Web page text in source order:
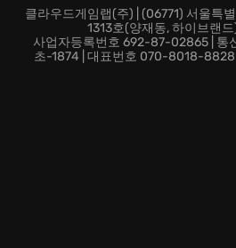
클라우드게임랩(주) | (06771) 서울특
1313호(양재동, 하이브랜
사업자등록번호 692-87-02865 | 통
초-1874 | 대표번호 070-8018-